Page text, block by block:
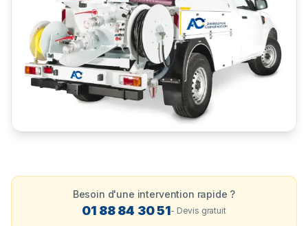
Besoin d'une intervention rapide ?
01 88 84 30 51- Devis gratuit